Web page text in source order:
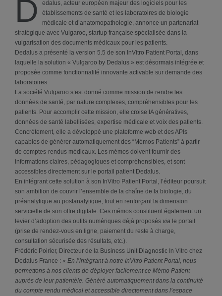
D
edalus, acteur européen majeur des logiciels pour les
établissements de santé et les laboratoires de biologie
médicale et d’anatomopathologie, annonce un partenariat
stratégique avec Vulgaroo, startup française spécialisée dans la
vulgarisation des documents médicaux pour les patients.
Dedalus a présenté la version 5.5 de son InVitro Patient Portal, dans
laquelle la solution « Vulgaroo by Dedalus » est désormais intégrée et
proposée comme fonctionnalité innovante activable sur demande des
laboratoires.
La société Vulgaroo s’est donné comme mission de rendre les
données de santé, par nature complexes, compréhensibles pour les
patients. Pour accomplir cette mission, elle croise IA génératives,
données de santé labellisées, expertise médicale et voix des patients.
Concrètement, elle a développé une plateforme web et des APIs
capables de générer automatiquement des “Mémos Patients” à partir
de comptes-rendus médicaux. Les mémos doivent fournir des
informations claires, pédagogiques et compréhensibles, et sont
accessibles directement sur le portail patient Dedalus.
En intégrant cette solution à son InVitro Patient Portal, l’éditeur poursuit
son ambition de couvrir l’ensemble de la chaîne de la biologie, du
préanalytique au postanalytique, tout en renforçant la dimension
servicielle de son offre digitale. Ces mémos constituent également un
levier d’adoption des outils numériques déjà proposés via le portail
(prise de rendez-vous en ligne, paiement du reste à charge,
consultation sécurisée des résultats, etc.).
Frédéric Poirier, Directeur de la Business Unit Diagnostic In Vitro chez
Dedalus France : « En l’intégrant à notre InVitro Patient Portal, nous
permettons à nos clients de déployer facilement ce Mémo Patient
auprès de leur patientèle. Généré automatiquement dans la continuité
du compte rendu médical et accessible directement dans l’espace